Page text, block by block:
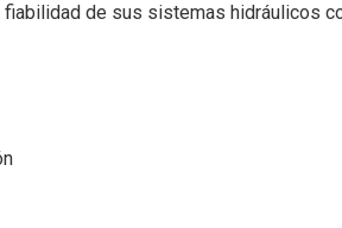
de sus sistemas hidráulicos